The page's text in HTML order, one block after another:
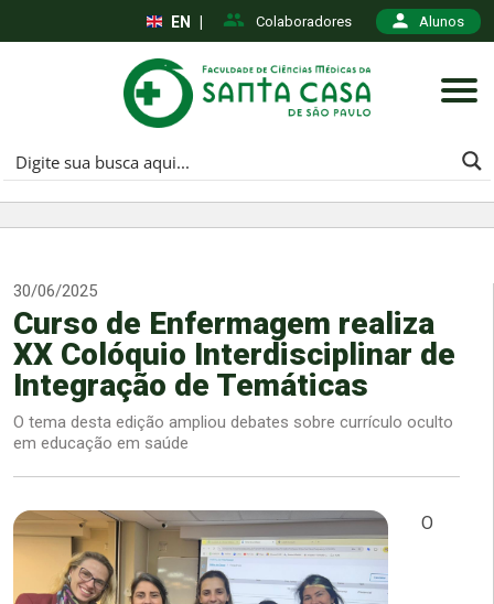
Colaboradores Alunos
EN
30/06/2025
Curso de Enfermagem realiza
XX Colóquio Interdisciplinar de
Integração de Temáticas
O tema desta edição ampliou debates sobre currículo oculto
em educação em saúde
O